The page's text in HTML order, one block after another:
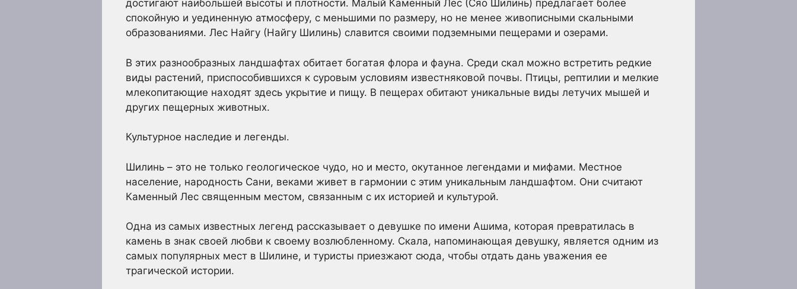
достигают наибольшей высоты и плотности. Малый Каменный Лес (Сяо Шилинь) предлагает более
спокойную и уединенную атмосферу, с меньшими по размеру, но не менее живописными скальными
образованиями. Лес Найгу (Найгу Шилинь) славится своими подземными пещерами и озерами.
В этих разнообразных ландшафтах обитает богатая флора и фауна. Среди скал можно встретить редкие
виды растений, приспособившихся к суровым условиям известняковой почвы. Птицы, рептилии и мелкие
млекопитающие находят здесь укрытие и пищу. В пещерах обитают уникальные виды летучих мышей и
других пещерных животных.
Культурное наследие и легенды.
Шилинь – это не только геологическое чудо, но и место, окутанное легендами и мифами. Местное
население, народность Сани, веками живет в гармонии с этим уникальным ландшафтом. Они считают
Каменный Лес священным местом, связанным с их историей и культурой.
Одна из самых известных легенд рассказывает о девушке по имени Ашима, которая превратилась в
камень в знак своей любви к своему возлюбленному. Скала, напоминающая девушку, является одним из
самых популярных мест в Шилине, и туристы приезжают сюда, чтобы отдать дань уважения ее
трагической истории.